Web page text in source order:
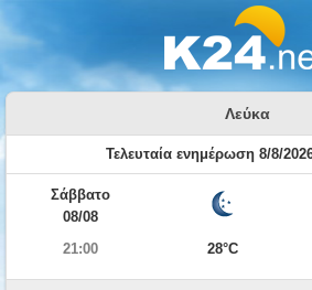
Λεύκα
Τελευταία ενημέρωση 8/8/
Σάββατο
08/08
21:00
28°C